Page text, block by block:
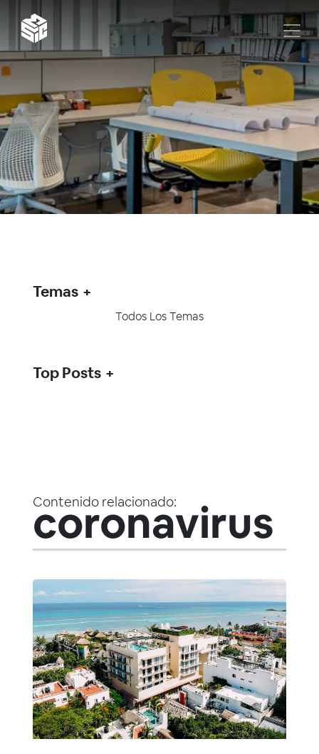
Contenido relacionado:
coronavirus
Temas
Todos Los Temas
Top Posts